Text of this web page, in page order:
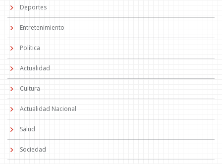
Deportes
Entretenimiento
Política
Actualidad
Cultura
Actualidad Nacional
Salud
Sociedad